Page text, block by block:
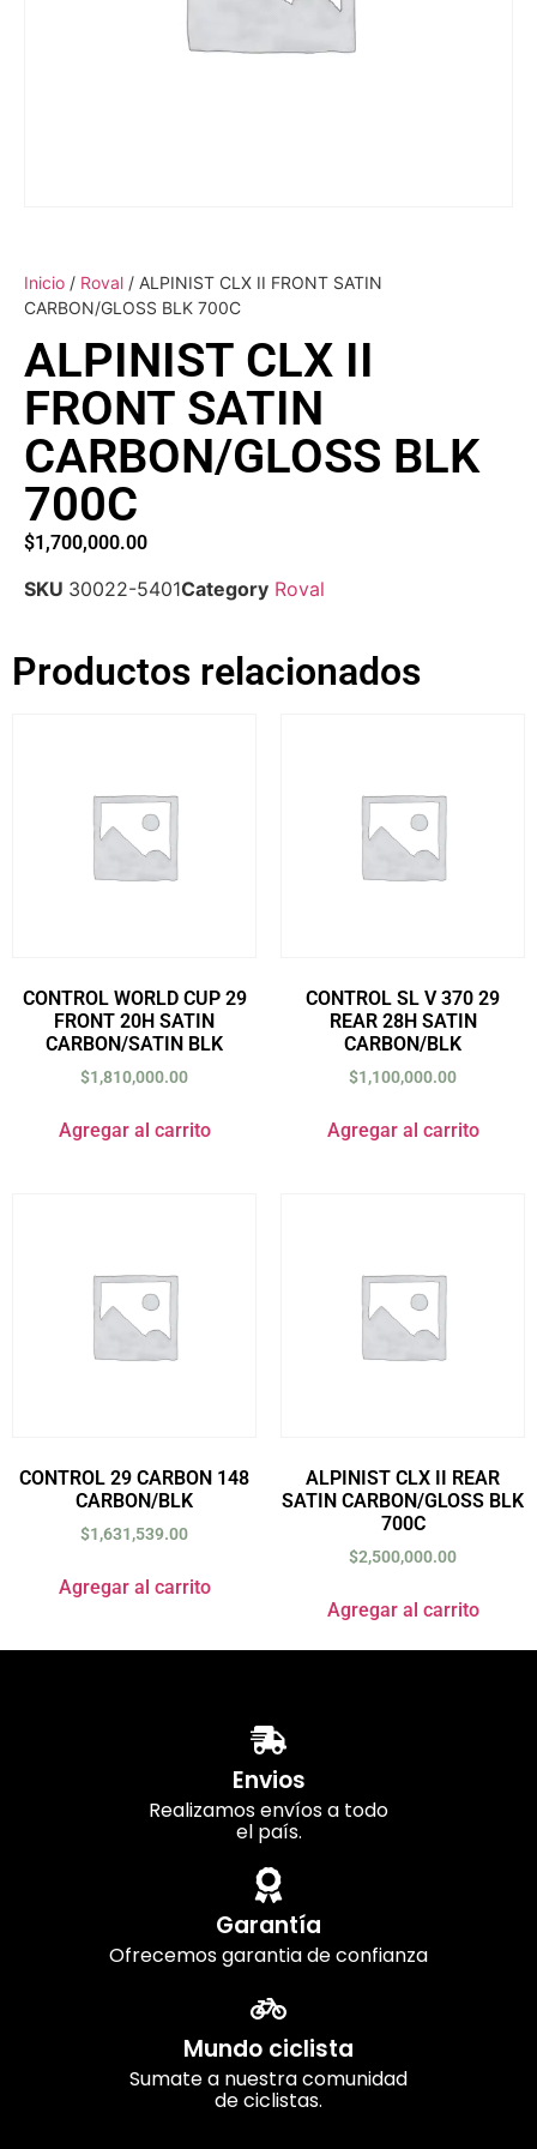
Inicio / Roval / ALPINIST CLX II FRONT SATIN
CARBON/GLOSS BLK 700C
ALPINIST CLX II
FRONT SATIN
CARBON/GLOSS BLK
700C
$1,700,000.00
SKU 30022-5401Category Roval
Productos relacionados
CONTROL WORLD CUP 29
FRONT 20H SATIN
CARBON/SATIN BLK
$1,810,000.00
Agregar al carrito
CONTROL SL V 370 29
REAR 28H SATIN
CARBON/BLK
$1,100,000.00
Agregar al carrito
CONTROL 29 CARBON 148
CARBON/BLK
$1,631,539.00
Agregar al carrito
ALPINIST CLX II REAR
SATIN CARBON/GLOSS BLK
700C
$2,500,000.00
Agregar al carrito
Envios
Realizamos envíos a todo
el país.
Garantía
Ofrecemos garantia de confianza
Mundo ciclista
Sumate a nuestra comunidad
de ciclistas.